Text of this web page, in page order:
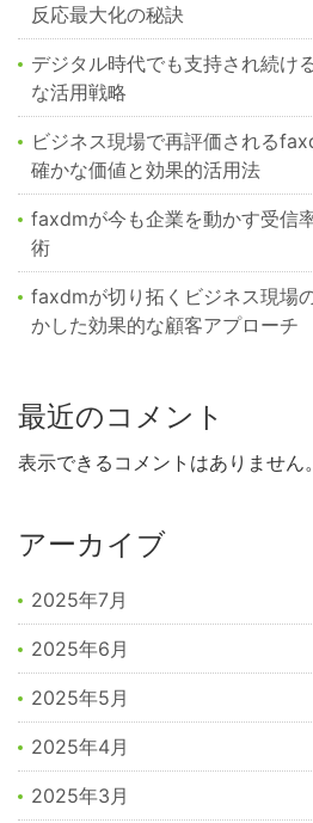
反応最大化の秘訣
デジタル時代でも支持され続け
な活用戦略
ビジネス現場で再評価される
確かな価値と効果的活用法
faxdmが今も企業を動かす受信
術
faxdmが切り拓くビジネス現場
かした効果的な顧客アプローチ
最近のコメント
表示できるコメントはありません。
アーカイブ
2025年7月
2025年6月
2025年5月
2025年4月
2025年3月